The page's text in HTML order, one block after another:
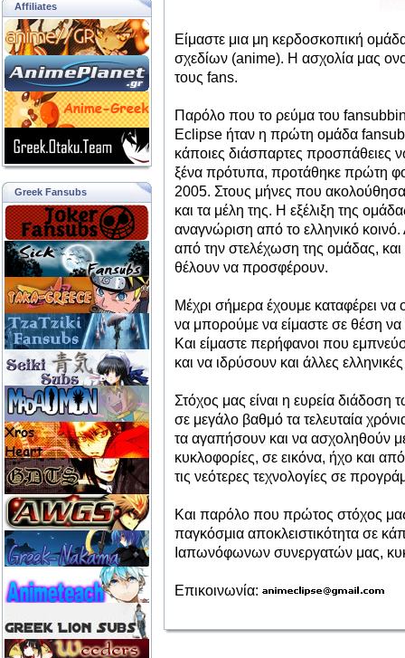
Affiliates
Greek Fansubs
Eίμαστε μια μη κερδοσκοπική
σχεδίων (anime). Η ασχολία μας
τους fans.
Παρόλο που το ρεύμα του
Eclipse ήταν η πρώτη ομάδα
κάποιες διάσπαρτες προσπάθειες
ξένα πρότυπα, προτάθηκε πρώτη
2005. Στους μήνες που
και τα μέλη της. Η εξέλιξη της
αναγνώριση από το ελληνικό
από την στελέχωση της ομάδας, και
θέλουν να προσφέρουν.
Μέχρι σήμερα έχουμε καταφέρει
να μπορούμε να είμαστε σε θέση να
Και είμαστε περήφανοι που
και να ιδρύσουν και άλλες
Στόχος μας είναι η ευρεία διάδοση
σε μεγάλο βαθμό τα τελευταία
τα αγαπήσουν και να ασχοληθούν
κυκλοφορίες, σε εικόνα, ήχο και
τις νεότερες τεχνολογίες σε
Και παρόλο που πρώτος στόχος μας
παγκόσμια αποκλειστικότητα σε
Ιαπωνόφωνων συνεργατών μας,
Επικοινωνία: